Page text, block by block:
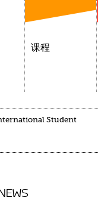
课程
Student